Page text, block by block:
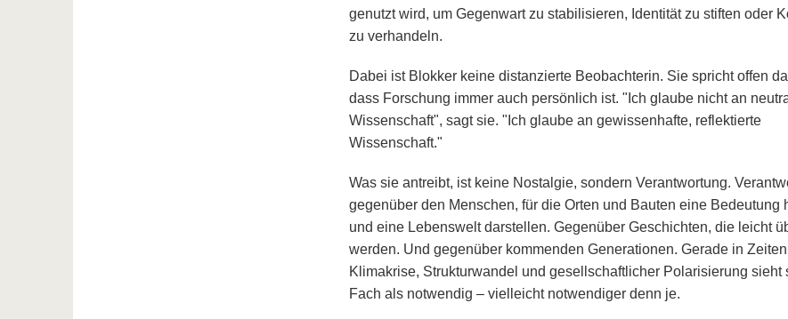
genutzt wird, um Gegenwart zu stabilisieren, Identität zu stiften oder
zu verhandeln.
Dabei ist Blokker keine distanzierte Beobachterin. Sie spricht offen
dass Forschung immer auch persönlich ist. "Ich glaube nicht an
Wissenschaft", sagt sie. "Ich glaube an gewissenhafte, reflektierte
Wissenschaft."
Was sie antreibt, ist keine Nostalgie, sondern Verantwortung.
gegenüber den Menschen, für die Orten und Bauten eine Bedeutung
und eine Lebenswelt darstellen. Gegenüber Geschichten, die leicht
werden. Und gegenüber kommenden Generationen. Gerade in
Klimakrise, Strukturwandel und gesellschaftlicher Polarisierung sieht
Fach als notwendig – vielleicht notwendiger denn je.